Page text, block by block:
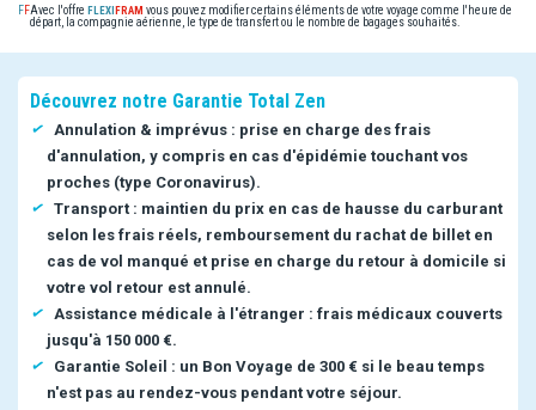
Avec l'offre
vous pouvez modifier certains éléments de votre voyage comme l'heure de
départ, la compagnie aérienne, le type de transfert ou le nombre de bagages souhaités.
Découvrez notre Garantie Total Zen
Annulation & imprévus : prise en charge des frais
d'annulation, y compris en cas d'épidémie touchant vos
proches (type Coronavirus).
Transport : maintien du prix en cas de hausse du carburant
selon les frais réels, remboursement du rachat de billet en
cas de vol manqué et prise en charge du retour à domicile si
votre vol retour est annulé.
Assistance médicale à l'étranger : frais médicaux couverts
jusqu'à 150 000 €.
Garantie Soleil : un Bon Voyage de 300 € si le beau temps
n'est pas au rendez-vous pendant votre séjour.